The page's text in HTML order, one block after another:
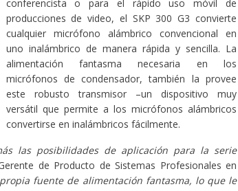
conferencista o para el rápido uso móvil de
producciones de video, el SKP 300 G3 convierte
cualquier micrófono alámbrico convencional en
uno inalámbrico de manera rápida y sencilla. La
alimentación fantasma necesaria en los
micrófonos de condensador, también la provee
este robusto transmisor –un dispositivo muy
versátil que permite a los micrófonos alámbricos
convertirse en inalámbricos fácilmente.
las posibilidades de aplicación para la serie
de Producto de Sistemas Profesionales en
fuente de alimentación fantasma, lo que le